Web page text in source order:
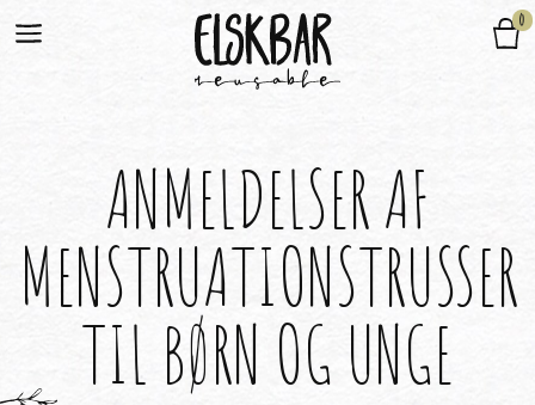
0
ANMELDELSER AF
MENSTRUATIONSTRUSSER
TIL BØRN OG UNGE